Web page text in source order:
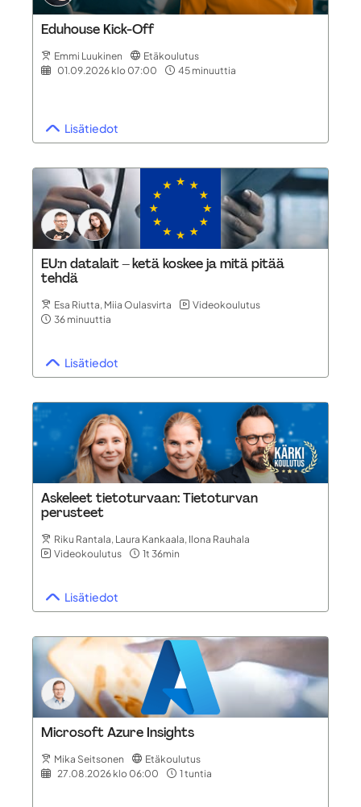
Eduhouse Kick-Off
Emmi Luukinen
Etäkoulutus
01.09.2026 klo 07:00 45 minuuttia
Lisätiedot
EU:n datalait – ketä koskee ja mitä pitää
tehdä
Esa Riutta, Miia Oulasvirta
Videokoulutus
36 minuuttia
Lisätiedot
Askeleet tietoturvaan: Tietoturvan
perusteet
Riku Rantala, Laura Kankaala, Ilona Rauhala
Videokoulutus
1t 36min
Lisätiedot
Microsoft Azure Insights
Mika Seitsonen
Etäkoulutus
27.08.2026 klo 06:00 1 tuntia